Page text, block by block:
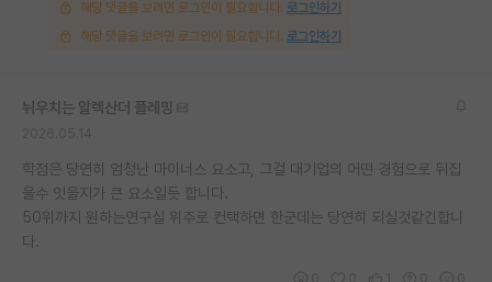
해당 댓글을 보려면 로그인이 필요합니다. 로그인하기
해당 댓글을 보려면 로그인이 필요합니다. 로그인하기
뉘우치는 알렉산더 플레밍
학점은 당연히 엄청난 마이너스 요소고, 그걸 대기업의 어떤 경험으로 뒤집
을수 잇을지가 큰 요소일듯 합니다.
50위까지 원하는연구실 위주로 컨택하면 한군데는 당연히 되실것같긴합니
다.